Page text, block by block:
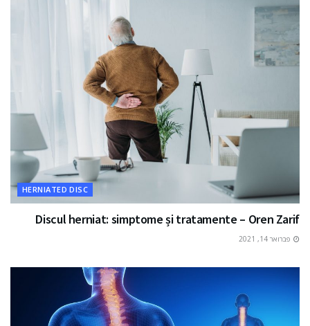
HERNIATED DISC
Discul herniat: simptome și tratamente – Oren Zarif
פברואר 14, 2021